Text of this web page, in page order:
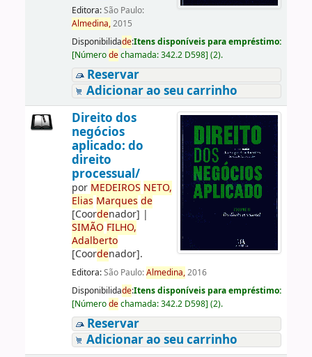
Editora:São Paulo:
Almedina,2015
Disponibilidade:Itens disponíveis para empréstimo:
[Númerodechamada:342.2 D598] (2).
Reservar
Adicionar ao seu carrinho
Direito dos
negócios
aplicado: do
direito
processual/
por MEDEIROS NETO,
Elias Marques de
[Coordenador] |
SIMÃO FILHO,
Adalberto
[Coordenador].
Editora:São Paulo:Almedina,2016
Disponibilidade:Itens disponíveis para empréstimo:
[Númerodechamada:342.2 D598] (2).
Reservar
Adicionar ao seu carrinho